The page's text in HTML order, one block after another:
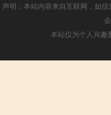
声明：本站内容来自互联网，如
本站仅为个人兴趣